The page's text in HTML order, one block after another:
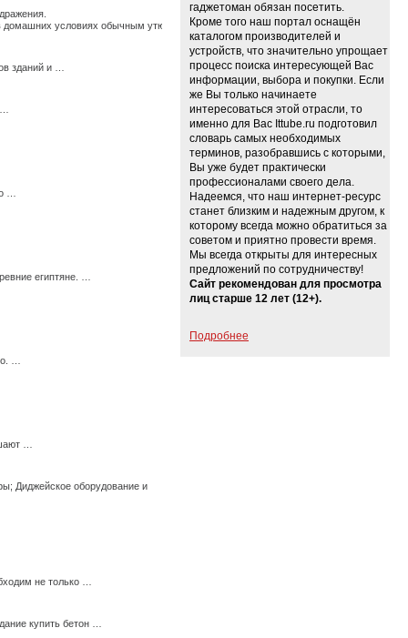
в домашних условиях обычным утюгом. …
зданий и …
…
египтяне. …
…
…
Диджейское оборудование и
не только …
купить бетон …
гаджетоман обязан посетить.
Кроме того наш портал оснащён
каталогом производителей и
устройств, что значительно упрощает
процесс поиска интересующей Вас
информации, выбора и покупки. Если
же Вы только начинаете
интересоваться этой отрасли, то
именно для Вас Ittube.ru подготовил
словарь самых необходимых
терминов, разобравшись с которыми,
Вы уже будет практически
профессионалами своего дела.
Надеемся, что наш интернет-ресурс
станет близким и надежным другом, к
которому всегда можно обратиться за
советом и приятно провести время.
Мы всегда открыты для интересных
предложений по сотрудничеству!
Сайт рекомендован для просмотра
лиц старше 12 лет (12+).
Подробнее